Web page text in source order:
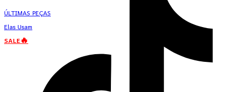
ÚLTIMAS PEÇAS
Elas Usam
SALE🔥